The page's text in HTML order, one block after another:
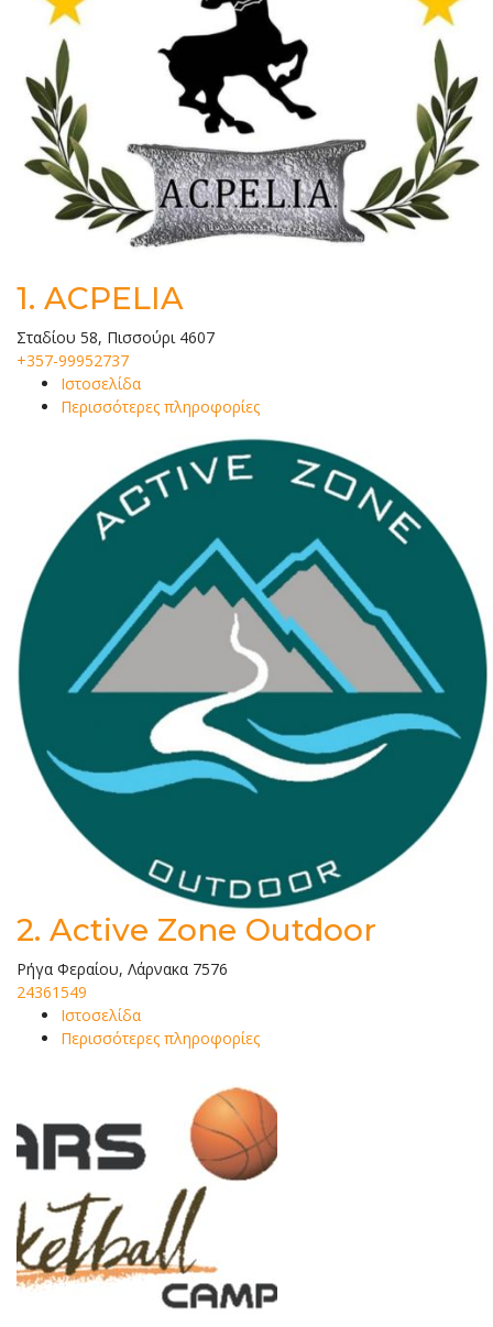
1. ACPELIA
Σταδίου 58, Πισσούρι 4607
+357-99952737
Ιστοσελίδα
Περισσότερες πληροφορίες
2. Active Zone Outdoor
Ρήγα Φεραίου, Λάρνακα 7576
24361549
Ιστοσελίδα
Περισσότερες πληροφορίες